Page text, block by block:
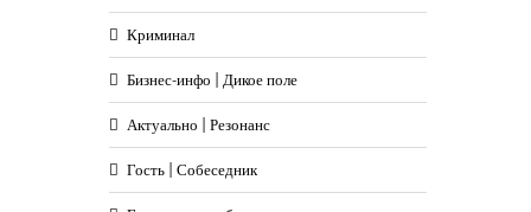
Криминал
Бизнес-инфо | Дикое поле
Актуально | Резонанс
Гость | Собеседник